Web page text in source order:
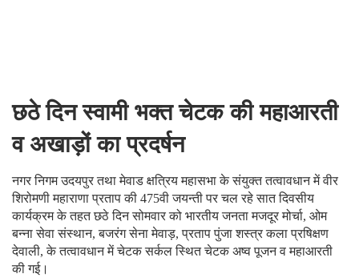
छठे दिन स्वामी भक्त चेटक की महाआरती
व अखाड़ों का प्रदर्षन
नगर निगम उदयपुर तथा मेवाड क्षत्रिय महासभा के संयुक्त तत्वावधान में वीर
शिरोमणी महाराणा प्रताप की 475वी जयन्ती पर चल रहे सात दिवसीय
कार्यक्रम के तहत छठे दिन सोमवार को भारतीय जनता मजदूर मोर्चा, ओम
बन्ना सेवा संस्थान, बजरंग सेना मेवाड़, प्रताप पुंजा शस्त्र कला प्रषिक्षण
देवाली, के तत्वावधान में चेटक सर्कल स्थित चेटक अष्व पूजन व महाआरती
की गई।